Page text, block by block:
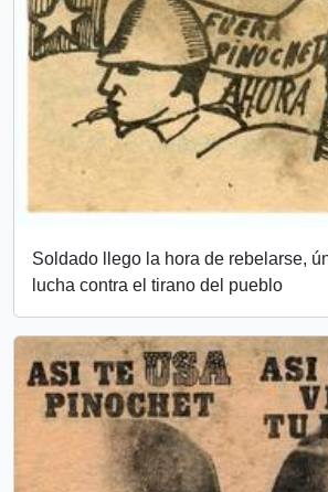
Soldado llego la hora de rebelarse,
lucha contra el tirano del pueblo